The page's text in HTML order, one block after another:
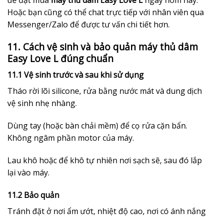
Hoặc bạn cũng có thể chat trực tiếp với nhân viên qua
Messenger/Zalo để được tư vấn chi tiết hơn.
11. Cách vệ sinh và bảo quản máy thủ dâm
Easy Love L đúng chuẩn
11.1 Vệ sinh trước và sau khi sử dụng
Tháo rời lõi silicone, rửa bằng nước mát và dung dịch
vệ sinh nhẹ nhàng.
Dùng tay (hoặc bàn chải mềm) để cọ rửa cặn bẩn.
Không ngâm phần motor của máy.
Lau khô hoặc để khô tự nhiên nơi sạch sẽ, sau đó lắp
lại vào máy.
11.2 Bảo quản
Tránh đặt ở nơi ẩm ướt, nhiệt độ cao, nơi có ánh nắng